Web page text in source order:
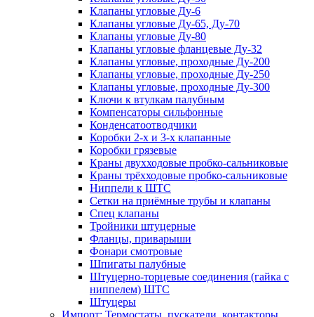
Клапаны угловые Ду-6
Клапаны угловые Ду-65, Ду-70
Клапаны угловые Ду-80
Клапаны угловые фланцевые Ду-32
Клапаны угловые, проходные Ду-200
Клапаны угловые, проходные Ду-250
Клапаны угловые, проходные Ду-300
Ключи к втулкам палубным
Компенсаторы сильфонные
Конденсатоотводчики
Коробки 2-х и 3-х клапанные
Коробки грязевые
Краны двухходовые пробко-сальниковые
Краны трёхходовые пробко-сальниковые
Ниппели к ШТС
Сетки на приёмные трубы и клапаны
Спец клапаны
Тройники штуцерные
Фланцы, приварыши
Фонари смотровые
Шпигаты палубные
Штуцерно-торцевые соединения (гайка с
ниппелем) ШТС
Штуцеры
Импорт: Термостаты, пускатели, контакторы